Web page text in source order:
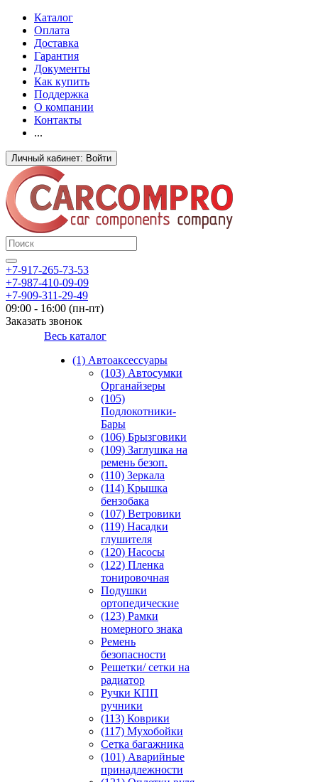
Каталог
Оплата
Доставка
Гарантия
Документы
Как купить
Поддержка
О компании
Контакты
...
Личный кабинет: Войти
+7-917-265-73-53
+7-987-410-09-09
+7-909-311-29-49
09:00 - 16:00 (пн-пт)
Заказать звонок
Весь каталог
(1) Автоаксессуары
(103) Автосумки
Органайзеры
(105)
Подлокотники-
Бары
(106) Брызговики
(109) Заглушка на
ремень безоп.
(110) Зеркала
(114) Крышка
бензобака
(107) Ветровики
(119) Насадки
глушителя
(120) Насосы
(122) Пленка
тонировочная
Подушки
ортопедические
(123) Рамки
номерного знака
Ремень
безопасности
Решетки/ сетки на
радиатор
Ручки КПП
ручники
(113) Коврики
(117) Мухобойки
Сетка багажника
(101) Аварийные
принадлежности